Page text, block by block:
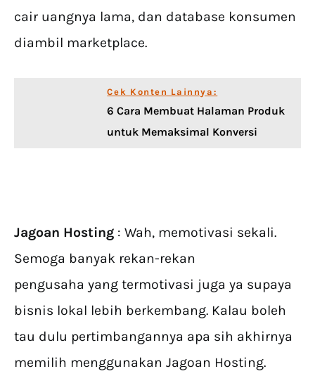
cair uangnya lama, dan database konsumen
diambil marketplace.
Cek Konten Lainnya:
6 Cara Membuat Halaman Produk
untuk Memaksimal Konversi
Jagoan Hosting : Wah, memotivasi sekali.
Semoga banyak rekan-rekan
pengusaha yang termotivasi juga ya supaya
bisnis lokal lebih berkembang. Kalau boleh
tau dulu pertimbangannya apa sih akhirnya
memilih menggunakan Jagoan Hosting.